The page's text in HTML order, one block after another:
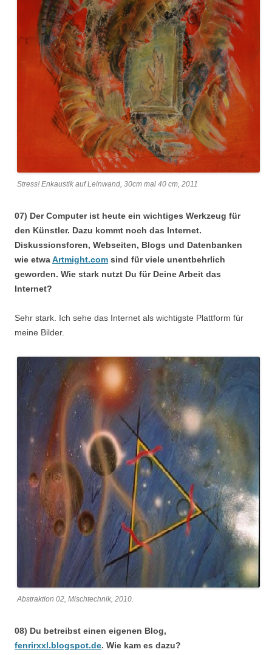
Stress! Enkaustik auf Leinwand, 30cm mal 40 cm, 2011
07) Der Computer ist heute ein wichtiges Werkzeug für
den Künstler. Dazu kommt noch das Internet.
Diskussionsforen, Webseiten, Blogs und Datenbanken
wie etwaArtmight.com sind für viele unentbehrlich
geworden. Wie stark nutzt Du für Deine Arbeit das
Internet?
Sehr stark. Ich sehe das Internet als wichtigste Plattform für
meine Bilder.
Abstraktion 02, Mischtechnik, 2010.
08) Du betreibst einen eigenen Blog,
fenrirxxl.blogspot.de. Wie kam es dazu?